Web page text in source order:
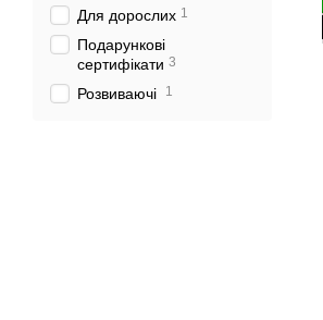
Для дорослих 1
Подарункові
сертифікати 3
Розвиваючі 1